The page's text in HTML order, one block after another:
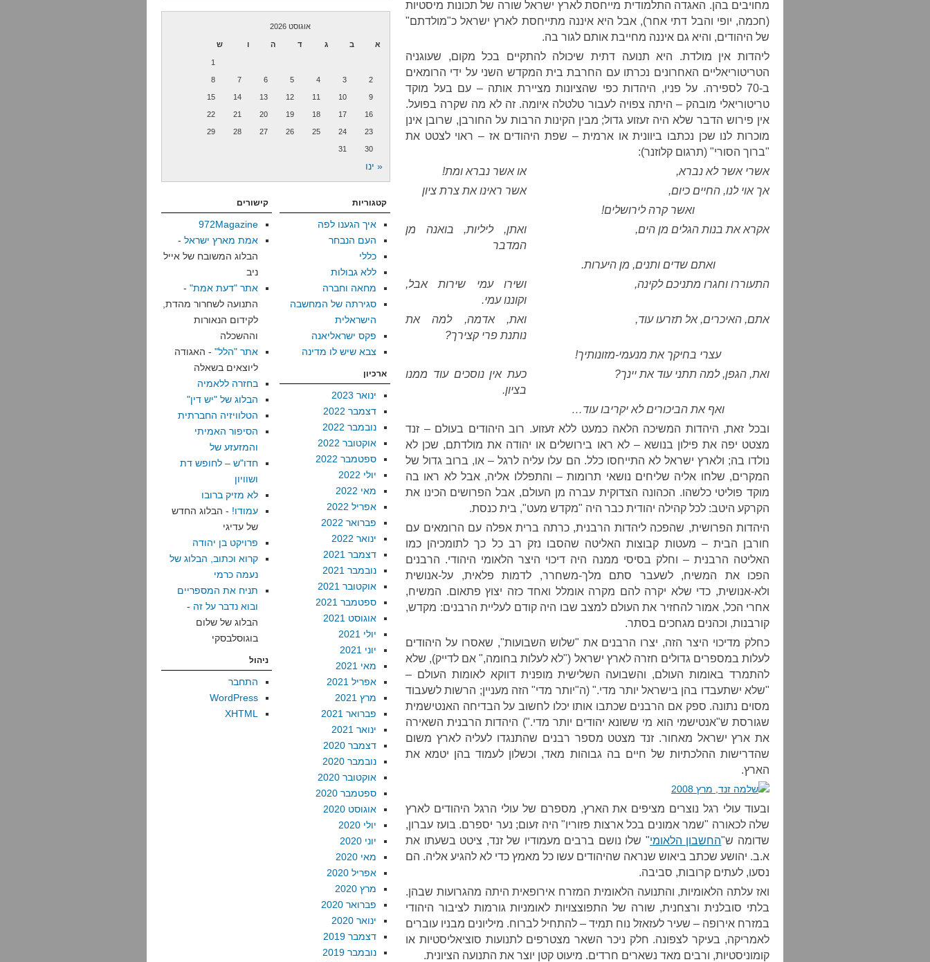
מחויבים בהן. האגדה התלמודית מייחסת לארץ ישראל שורה של תכונות מיסטיות
(חכמה, יופי והבל דתי אחר), אבל היא איננה מתייחסת לארץ ישראל כ"מולדתם"
של היהודים, והיא גם איננה מחייבת אותם לגור בה.
ליהדות אין מולדת. היא תנועה דתית שיכולה להתקיים בכל מקום, שעוגניה
הטריטוריאליים האחרונים נכרתו עם החרבת בית המקדש השני על ידי הרומאים
ב-70 לספירה. על פניו, היהדות כפי שהציונות מציירת אותה – עם בעל מוקד
טריטוריאלי מובהק – היתה צפויה לעבור טלטלה איומה. זה לא מה שקרה בפועל.
אין פירוש הדבר שלא היה זעזוע גדול; מבין הקינות הרבות על החורבן, שרובן אינן
מוכרות לנו שכן נכתבו ביוונית או ארמית – שפת היהודים אז – ראוי לצטט את
"ברוך הסורי" (תרגום קלוזנר):
אשרי אשר לא נברא,
או אשר נברא ומת!
אך אוי לנו, החיים כיום,
אשר ראינו את צרת ציון
ואשר קרה לירושלים!
אקרא את בנות הגלים מן הים,
ואתן, ליליות, בואנה מן
המדבר
ואתם שדים ותנים, מן היערות.
התעוררו וחגרו מתניכם לקינה,
ושירו עמי שירות אבל,
וקוננו עמי.
אתם, האיכרים, אל תזרעו עוד,
ואת, אדמה, למה את
נותנת פרי קצירך?
עצרי בחיקך את מנעמי-מזונותיך!
ואת, הגפן, למה תתני עוד את יינך?
כעת אין נוסכים עוד ממנו
בציון.
ואף את הביכורים לא יקריבו עוד…
ובכל זאת, היהדות המשיכה הלאה כמעט ללא זעזוע. רוב היהודים בעולם – זנד
מצטט יפה את פילון בנושא – לא ראו בירושלים או יהודה את מולדתם, שכן לא
נולדו בה; ולארץ ישראל לא התייחסו כלל. הם עלו עליה לרגל – או, ברוב גדול של
המקרים, שלחו אליה שליחים נושאי תרומות – והתפללו אליה, אבל לא ראו בה
מוקד פוליטי כלשהו. הכהונה הצדוקית עברה מן העולם, אבל הפרושים הכינו את
הקרקע היטב: לכל קהילה יהודית כבר היה "מקדש מעט", בית כנסת.
היהדות הפרושית, שהפכה ליהדות הרבנית, כרתה ברית אפלה עם הרומאים עם
חורבן הבית – מעטות קבוצות האליטה שהסבו נזק רב כל כך לתומכיהן כמו
האליטה הרבנית – וחלק בסיסי ממנה היה דיכוי היצר הלאומי היהודי. הרבנים
הפכו את המשיח, לשעבר סתם מלך-משחרר, לדמות פלאית, על-אנושית
ולא-אנושית, כדי שלא יקרה להם מקרה אומלל ואחד כזה יצוץ פתאום. המשיח,
אחרי הכל, אמור להחזיר את העולם למצב שבו היה קודם לעליית הרבנים: מקדש,
קורבנות, וכהנים מגחכים בסתר.
כחלק מדיכוי היצר הזה, יצרו הרבנים את "שלוש השבועות", שאסרו על היהודים
לעלות במספרים גדולים חזרה לארץ ישראל ("לא לעלות בחומה," אם לדייק), שלא
להתמרד באומות העולם, והשבועה השלישית מופנית דווקא לאומות העולם –
"שלא ישתעבדו בהן בישראל יותר מדי." (ה"יותר מדי" הזה מעניין; הרשות לשעבוד
מסוים נתונה. ספק אם הרבנים שכתבו אותו יכלו לחשוב על הבדיחה האנטישמית
שגורסת ש"אנטישמי הוא מי ששונא יהודים יותר מדי.") היהדות הרבנית השאירה
את ארץ ישראל מאחור. זנד מצטט מספר רבנים שהתנגדו לעליה לארץ משום
שהדרישות ההלכתיות של חיים בה גבוהות מאד, וכשלון לעמוד בהן יטמא את
הארץ.
ובעוד עולי רגל נוצרים מציפים את הארץ, מספרם של עולי הרגל היהודים לארץ
שלה לכאורה "שמר אמונים בכל ארצות פזוריו" היה זעום; נער יספרם. בועז עברון,
שדומה ש"החשבון הלאומי" שלו נושם ברבים מעמודיו של זנד, ציטט בשעתו את
א.ב. יהושע שכתב ביאוש שנראה שהיהודים עשו כל מאמץ כדי לא להגיע אליה. הם
נסעו, לעתים קרובות, סביבה.
ואז עלתה הלאומיות, והתנועה הלאומית המזרח אירופאית היתה מהגרועות שבהן.
בלתי סובלנית ורצחנית, שורה של התפוצצויות לאומניות גורמות לציבור היהודי
במזרח אירופה – שעיר לעזאזל נוח תמיד – להתחיל לברוח. מיליונים מבניו עוברים
לאמריקה, בעיקר לצפונה. חלק ניכר השאר מצטרפים לתנועות סוציאליסטיות או
קומוניסטיות, ורבים מאד נשארים חרדים. מיעוט קטן יוצר את התנועה הציונית.
אוגוסט 2026
א ב ג ד ה ו ש
1
2
3
4
5
6
7
8
9
10
11
12
13
14
15
16
17
18
19
20
21
22
23
24
25
26
27
28
29
30
31
« ינו
קטגוריות
איך הגענו לפה
העם הנבחר
כללי
ללא גבולות
מחאה וחברה
סגירתה של המחשבה
הישראלית
פקס ישראליאנה
צבא שיש לו מדינה
ארכיון
ינואר 2023
דצמבר 2022
נובמבר 2022
אוקטובר 2022
ספטמבר 2022
יולי 2022
מאי 2022
אפריל 2022
פברואר 2022
ינואר 2022
דצמבר 2021
נובמבר 2021
אוקטובר 2021
ספטמבר 2021
אוגוסט 2021
יולי 2021
יוני 2021
מאי 2021
אפריל 2021
מרץ 2021
פברואר 2021
ינואר 2021
דצמבר 2020
נובמבר 2020
אוקטובר 2020
ספטמבר 2020
אוגוסט 2020
יולי 2020
יוני 2020
מאי 2020
אפריל 2020
מרץ 2020
פברואר 2020
ינואר 2020
דצמבר 2019
נובמבר 2019
קישורים
972Magazine
אמת מארץ ישראל -
הבלוג המשובח של אייל
ניב
אתר "דעת אמת" -
התנועה לשחרור מהדת,
לקידום הנאורות
וההשכלה
אתר "הלל" - האגודה
ליוצאים בשאלה
בחזרה ללאמיה
הבלוג של "יש דין"
הטלוויזיה החברתית
הסיפור האמיתי
והמזעזע של
חדו"ש – לחופש דת
ושוויון
לא מזיק ברובו
עמודו! - הבלוג החדש
של עדיגי
פרויקט בן יהודה
קרוא וכתוב, הבלוג של
נעמה כרמי
תניח את המספריים
ובוא נדבר על זה -
הבלוג של שלום
בוגוסלבסקי
ניהול
התחבר
WordPress
XHTML